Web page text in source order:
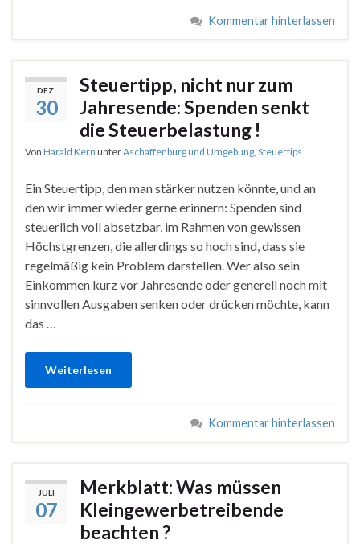
Kommentar hinterlassen
DEZ.
30
Steuertipp, nicht nur zum
Jahresende: Spenden senkt
die Steuerbelastung !
Von Harald Kern unterAschaffenburg und Umgebung Steuertips
Ein Steuertipp, den man stärker nutzen könnte, und an
den wir immer wieder gerne erinnern: Spenden sind
steuerlich voll absetzbar, im Rahmen von gewissen
Höchstgrenzen, die allerdings so hoch sind, dass sie
regelmäßig kein Problem darstellen. Wer also sein
Einkommen kurz vor Jahresende oder generell noch mit
sinnvollen Ausgaben senken oder drücken möchte, kann
das …
Weiterlesen
Kommentar hinterlassen
JULI
07
Merkblatt: Was müssen
Kleingewerbetreibende
beachten ?